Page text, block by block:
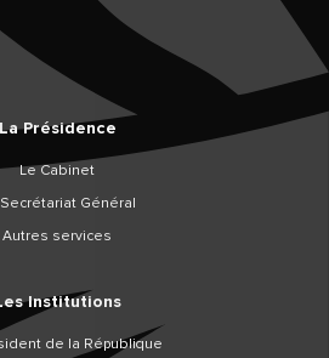
Présidence
Le Cabinet
Général
Autres services
Institutions
de la République